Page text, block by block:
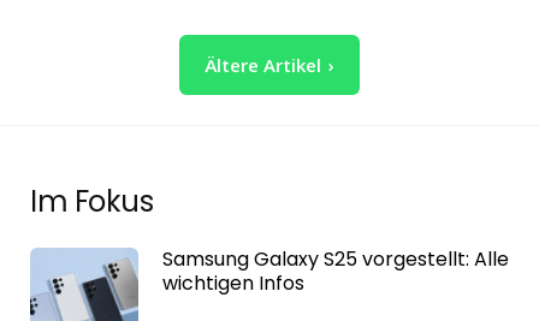
Seitennummerierung
Ältere Artikel
Im Fokus
Samsung Galaxy S25 vorgestellt: Alle
wichtigen Infos